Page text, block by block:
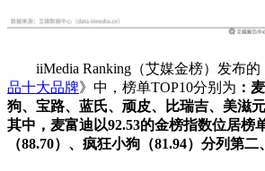
iiMedia Ranking（艾媒金榜）发布的
品十大品牌》中，榜单TOP10分别为 ：
狗、宝路、蓝氏、顽皮、比瑞吉、美滋
其中，麦富迪以92.53的金榜指数位居榜
（88.70）、疯狂小狗（81.94）分列第二